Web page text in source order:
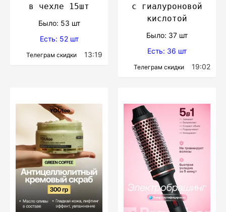
в чехле 15шт
Было: 53 шт
Есть: 52 шт
Телеграм скидки 13:19
с гиалуроновой
кислотой
Было: 37 шт
Есть: 36 шт
Телеграм скидки 19:02